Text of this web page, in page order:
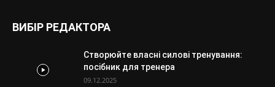
ВИБІР РЕДАКТОРА
Створюйте власні силові тренування:
посібник для тренера
09.12.2025